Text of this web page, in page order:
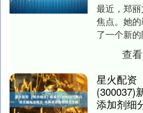
最近，郑
焦点。她
了一个新
够对蓝营
营摆脱过
查
星火配资
(300037)
添加剂细